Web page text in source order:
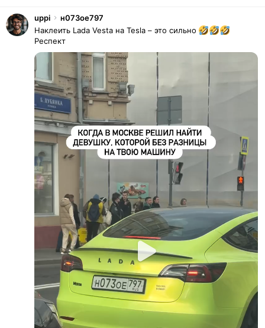
uppi н073ое797
Наклеить Lada Vesta на Tesla – это сильно
Респект
Play
Video